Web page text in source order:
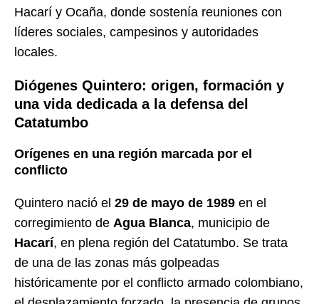
Hacarí y Ocaña, donde sostenía reuniones con
líderes sociales, campesinos y autoridades
locales.
Diógenes Quintero: origen, formación y
una vida dedicada a la defensa del
Catatumbo
Orígenes en una región marcada por el
conflicto
Quintero nació el 29 de mayo de 1989 en el
corregimiento de Agua Blanca, municipio de
Hacarí, en plena región del Catatumbo. Se trata
de una de las zonas más golpeadas
históricamente por el conflicto armado colombiano,